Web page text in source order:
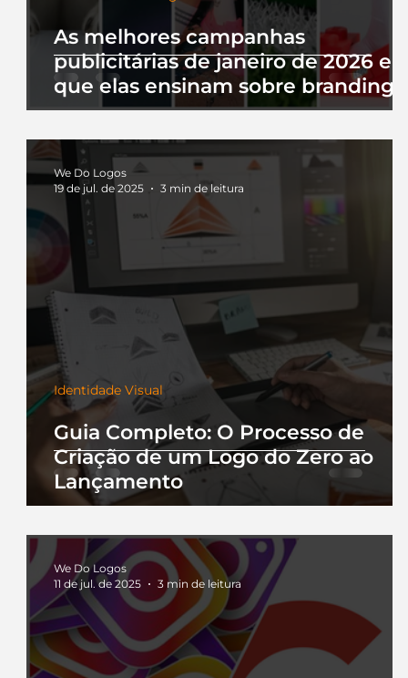
As melhores campanhas
publicitárias de janeiro de 2026 e
que elas ensinam sobre branding
Guia Completo: O Processo de
Criação de um Logo do Zero ao
Lançamento
Identidade Visual
We Do Logos
19 de jul. de 2025
3 min de leitura
We Do Logos
11 de jul. de 2025
3 min de leitura